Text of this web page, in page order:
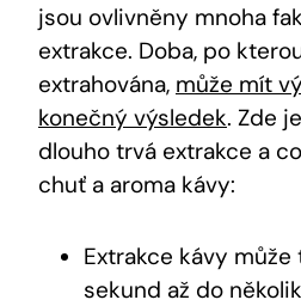
jsou ovlivněny mnoha
extrakce. Doba, po
extrahována, může mít
konečný výsledek. Zde
dlouho trvá extrakce a
chuť a aroma kávy:
Extrakce kávy
sekund až do